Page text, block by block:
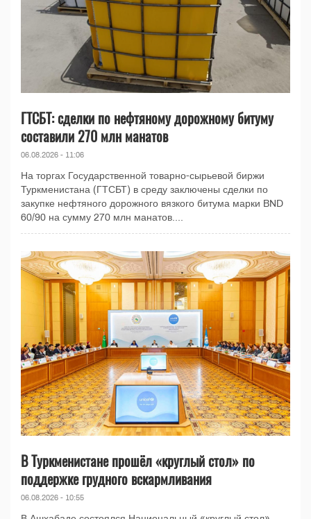
ГТСБТ: сделки по нефтяному дорожному битуму
составили 270 млн манатов
06.08.2026 - 11:06
На торгах Государственной товарно-сырьевой биржи
Туркменистана (ГТСБТ) в среду заключены сделки по
закупке нефтяного дорожного вязкого битума марки BND
60/90 на сумму 270 млн манатов....
В Туркменистане прошёл «круглый стол» по
поддержке грудного вскармливания
06.08.2026 - 10:55